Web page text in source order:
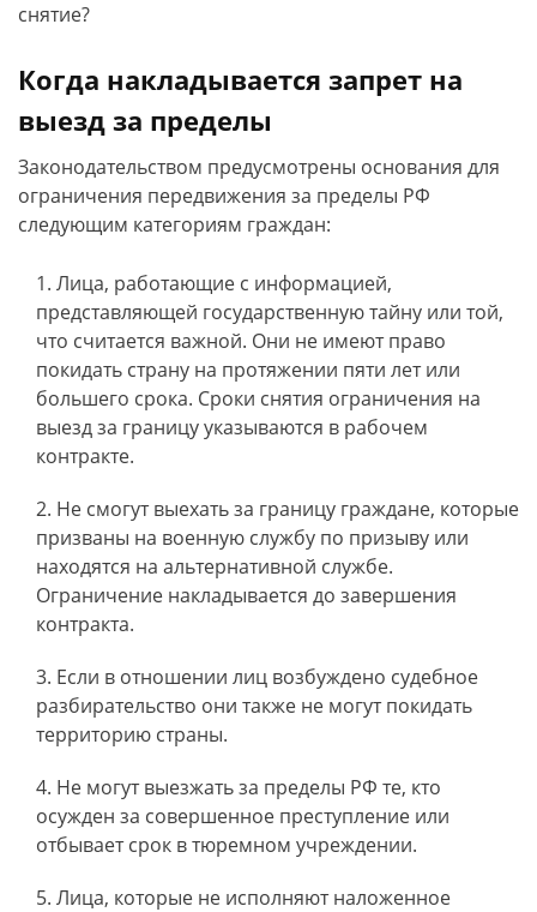
снятие?
Когда накладывается запрет на
выезд за пределы
Законодательством предусмотрены основания для
ограничения передвижения за пределы РФ
следующим категориям граждан:
Лица, работающие с информацией,
представляющей государственную тайну или той,
что считается важной. Они не имеют право
покидать страну на протяжении пяти лет или
большего срока. Сроки снятия ограничения на
выезд за границу указываются в рабочем
контракте.
Не смогут выехать за границу граждане, которые
призваны на военную службу по призыву или
находятся на альтернативной службе.
Ограничение накладывается до завершения
контракта.
Если в отношении лиц возбуждено судебное
разбирательство они также не могут покидать
территорию страны.
Не могут выезжать за пределы РФ те, кто
осужден за совершенное преступление или
отбывает срок в тюремном учреждении.
Лица, которые не исполняют наложенное